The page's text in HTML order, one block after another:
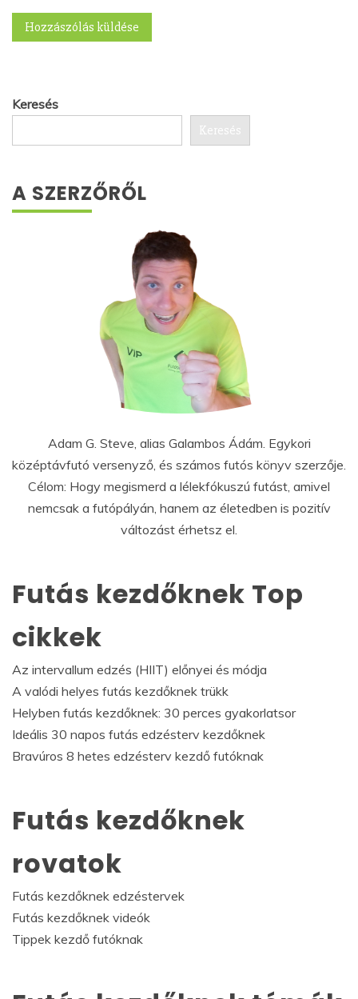
Keresés
Keresés
A SZERZŐRŐL
Adam G. Steve, alias Galambos Ádám. Egykori
középtávfutó versenyző, és számos futós könyv szerzője.
Célom: Hogy megismerd a lélekfókuszú futást, amivel
nemcsak a futópályán, hanem az életedben is pozitív
változást érhetsz el.
Futás kezdőknek Top
cikkek
Az intervallum edzés (HIIT) előnyei és módja
A valódi helyes futás kezdőknek trükk
Helyben futás kezdőknek: 30 perces gyakorlatsor
Ideális 30 napos futás edzésterv kezdőknek
Bravúros 8 hetes edzésterv kezdő futóknak
Futás kezdőknek
rovatok
Futás kezdőknek edzéstervek
Futás kezdőknek videók
Tippek kezdő futóknak